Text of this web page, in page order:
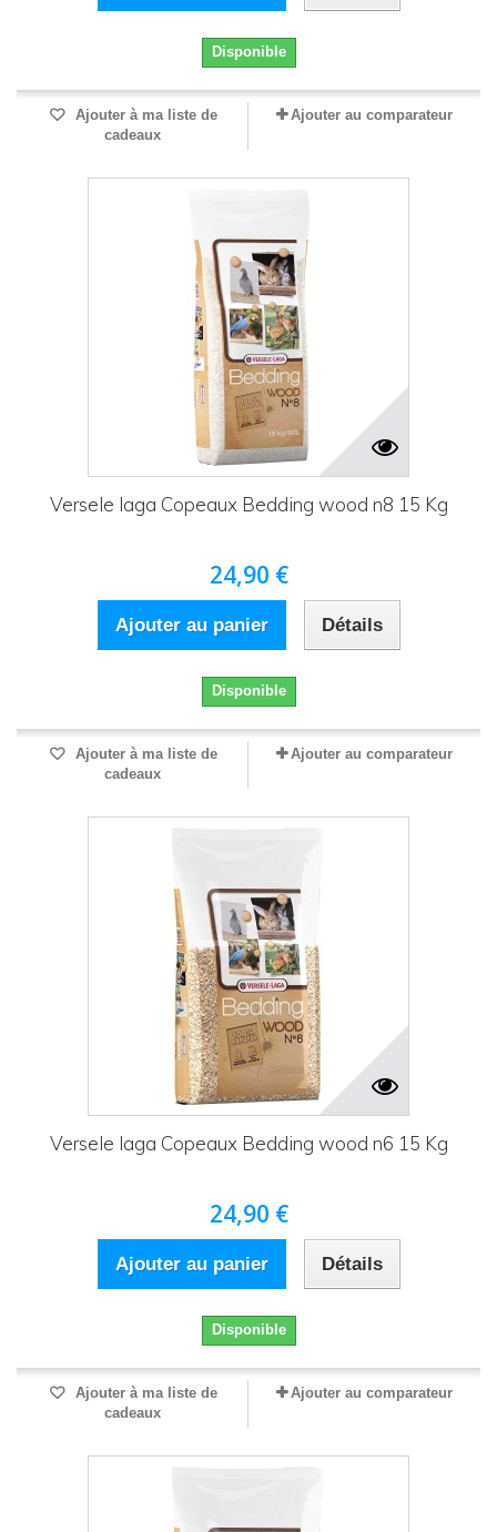
Disponible
Ajouter à ma liste de
cadeaux
Ajouter au comparateur
Versele laga Copeaux Bedding wood n8 15 Kg
24,90 €
Ajouter au panier Détails
Disponible
Ajouter à ma liste de
cadeaux
Ajouter au comparateur
Versele laga Copeaux Bedding wood n6 15 Kg
24,90 €
Ajouter au panier Détails
Disponible
Ajouter à ma liste de
cadeaux
Ajouter au comparateur